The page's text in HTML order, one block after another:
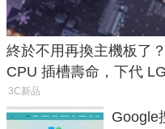
終於不用再換主機板了
CPU 插槽壽命，下代
3C新品
Google